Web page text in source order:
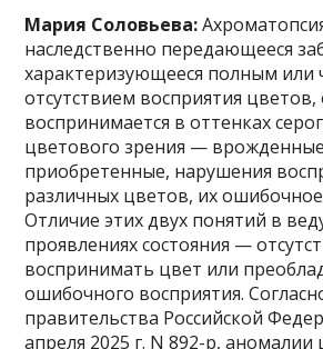
Мария Соловьева:
наследственно передающееся
характеризующееся полным или
отсутствием восприятия
воспринимается в оттенках
цветового зрения —
приобретенные, нарушения
различных цветов, их
Отличие этих двух понятий в
проявлениях состояния —
воспринимать цвет или
ошибочного восприятия.
правительства Российской
апреля 2025 г. N 892-р, аномалии